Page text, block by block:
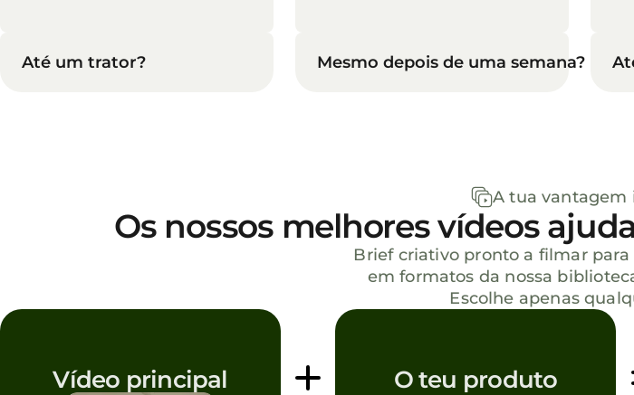
Até um trator? Mesmo depois de uma semana?
A tua vantagem
Os nossos melhores vídeos
Brief criativo pronto a filmar para
em formatos da nossa
Escolhe apenas
Vídeo principal O teu produto